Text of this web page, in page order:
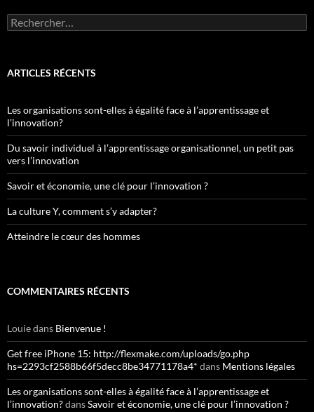
Rechercher :
ARTICLES RÉCENTS
Les organisations sont-elles à égalité face à l’apprentissage et
l’innovation?
Du savoir individuel à l’apprentissage organisationnel, un petit pas
vers l’innovation
Savoir et économie, une clé pour l’innovation ?
La culture Y, comment s’y adapter?
Atteindre le cœur des hommes
COMMENTAIRES RÉCENTS
Louiedans Bienvenue !
Get free iPhone 15: http://flexmake.com/uploads/go.php
hs=2293cf2588b66f5decc8be34771178a4* dans Mentions légales
Les organisations sont-elles à égalité face à l’apprentissage et
l’innovation?dansSavoir et économie, une clé pour l’innovation ?